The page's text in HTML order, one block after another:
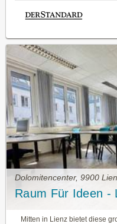
Dolomitencenter, 9900
Raum Für Ideen -
Mitten in Lienz bietet diese